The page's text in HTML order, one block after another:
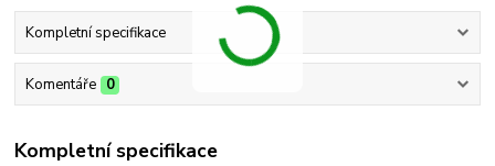
Kompletní specifikace
Komentáře 0
Kompletní specifikace